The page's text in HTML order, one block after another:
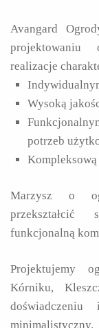
Avangard
projektowaniu
realizacje
Wysoką
potrzeb
Marzysz o
funkcjonalną
Projektujemy
Kórniku,
minimalistyczny.